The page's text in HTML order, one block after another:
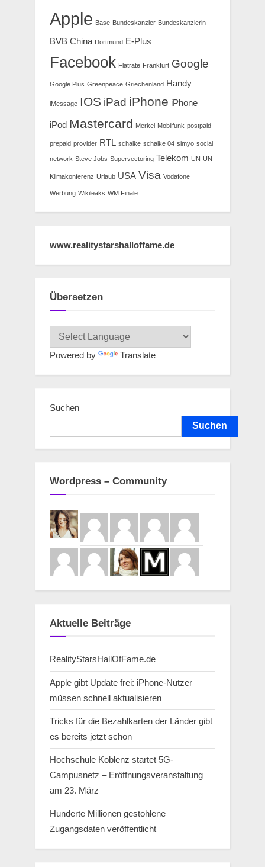
Apple Base Bundeskanzler Bundeskanzlerin
BVB China Dortmund E-Plus
Facebook Flatrate Frankfurt Google
Google Plus Greenpeace Griechenland Handy
iMessage IOS iPad iPhone iPhone
iPod Mastercard Merkel Mobilfunk postpaid
prepaid provider RTL schalke schalke 04 simyo social
network Steve Jobs Supervectoring Telekom UN UN-
Klimakonferenz Urlaub USA Visa Vodafone
Werbung Wikileaks WM Finale
www.realitystarshalloffame.de
Übersetzen
Powered by Translate
Suchen
Suchen
Wordpress – Community
Aktuelle Beiträge
RealityStarsHallOfFame.de
Apple gibt Update frei: iPhone-Nutzer
müssen schnell aktualisieren
Tricks für die Bezahlkarten der Länder gibt
es bereits jetzt schon
Hochschule Koblenz startet 5G-
Campusnetz – Eröffnungsveranstaltung
am 23. März
Hunderte Millionen gestohlene
Zugangsdaten veröffentlicht